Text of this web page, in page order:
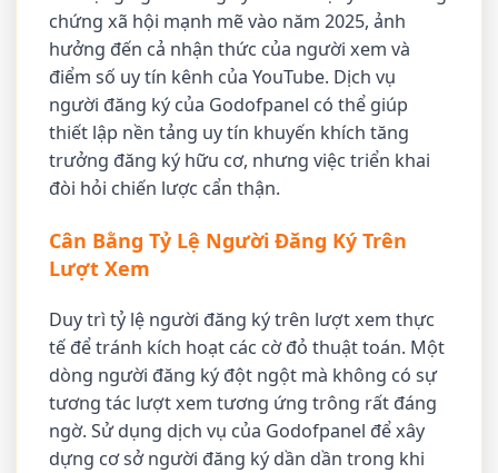
chứng xã hội mạnh mẽ vào năm 2025, ảnh
hưởng đến cả nhận thức của người xem và
điểm số uy tín kênh của YouTube. Dịch vụ
người đăng ký của Godofpanel có thể giúp
thiết lập nền tảng uy tín khuyến khích tăng
trưởng đăng ký hữu cơ, nhưng việc triển khai
đòi hỏi chiến lược cẩn thận.
Cân Bằng Tỷ Lệ Người Đăng Ký Trên
Lượt Xem
Duy trì tỷ lệ người đăng ký trên lượt xem thực
tế để tránh kích hoạt các cờ đỏ thuật toán. Một
dòng người đăng ký đột ngột mà không có sự
tương tác lượt xem tương ứng trông rất đáng
ngờ. Sử dụng dịch vụ của Godofpanel để xây
dựng cơ sở người đăng ký dần dần trong khi